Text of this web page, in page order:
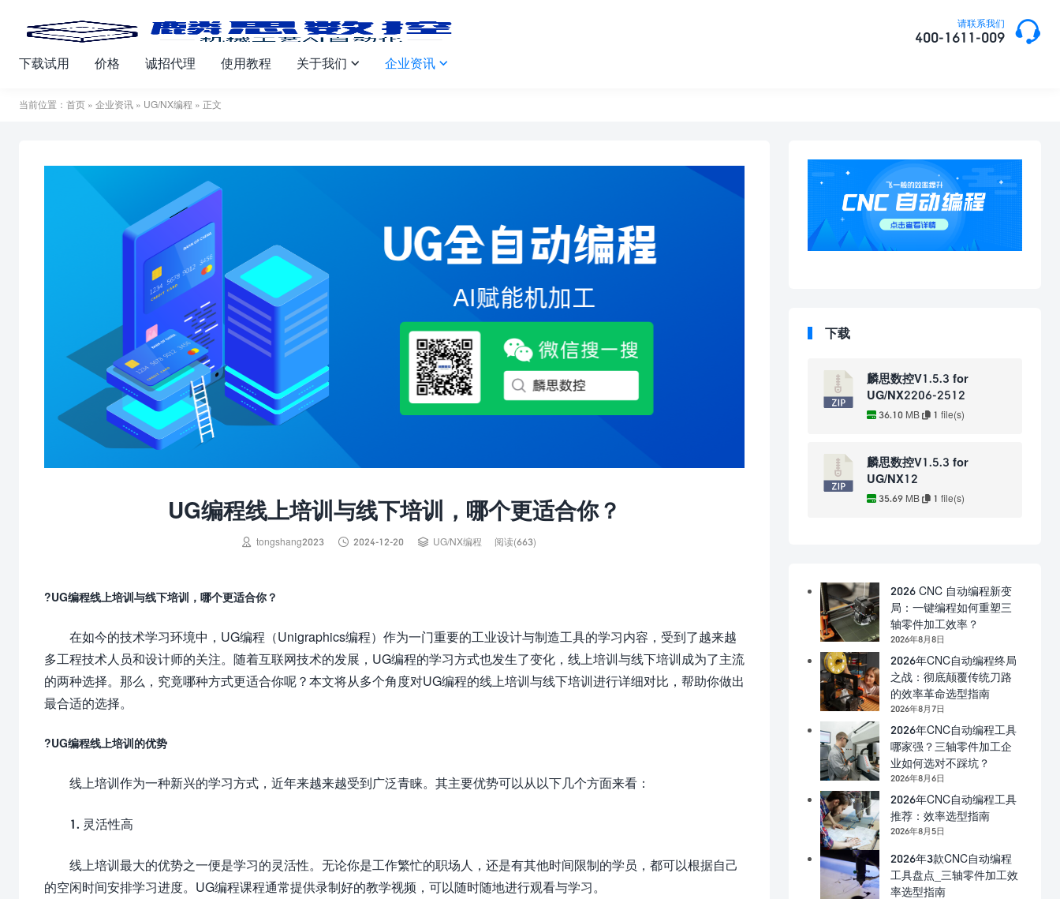
请联系我们
400-1611-009 
下载试用 价格 诚招代理 使用教程 关于我们  企业资讯 
当前位置： 首页 » 企业资讯 » UG/NX编程 » 正文
UG编程线上培训与线下培训，哪个更适合你？
 tongshang2023  2024-12-20  UG/NX编程 阅读(663)
?UG编程线上培训与线下培训，哪个更适合你？
在如今的技术学习环境中，UG编程（Unigraphics编程）作为一门重要的工业设计与制造工具的学习内容，受到了越来越
多工程技术人员和设计师的关注。随着互联网技术的发展，UG编程的学习方式也发生了变化，线上培训与线下培训成为了主流
的两种选择。那么，究竟哪种方式更适合你呢？本文将从多个角度对UG编程的线上培训与线下培训进行详细对比，帮助你做出
最合适的选择。
?UG编程线上培训的优势
线上培训作为一种新兴的学习方式，近年来越来越受到广泛青睐。其主要优势可以从以下几个方面来看：
1. 灵活性高
线上培训最大的优势之一便是学习的灵活性。无论你是工作繁忙的职场人，还是有其他时间限制的学员，都可以根据自己
的空闲时间安排学习进度。UG编程课程通常提供录制好的教学视频，可以随时随地进行观看与学习。
下载
麟思数控V1.5.3 for
UG/NX2206-2512
36.10 MB 1 file(s)
麟思数控V1.5.3 for
UG/NX12
35.69 MB 1 file(s)
2026 CNC 自动编程新变
局：一键编程如何重塑三
轴零件加工效率？
2026年8月8日
2026年CNC自动编程终局
之战：彻底颠覆传统刀路
的效率革命选型指南
2026年8月7日
2026年CNC自动编程工具
哪家强？三轴零件加工企
业如何选对不踩坑？
2026年8月6日
2026年CNC自动编程工具
推荐：效率选型指南
2026年8月5日
2026年3款CNC自动编程
工具盘点_三轴零件加工效
率选型指南